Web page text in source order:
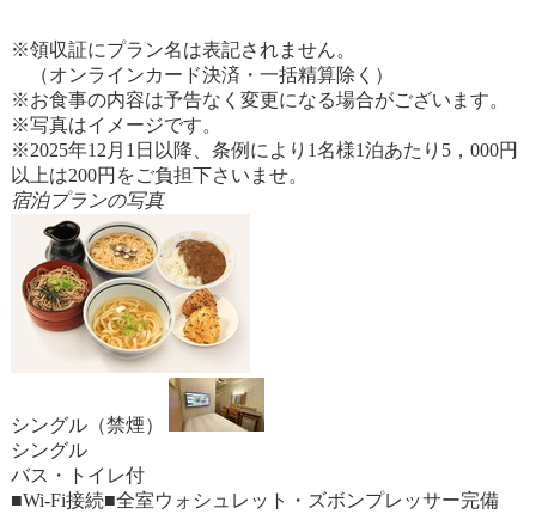
※領収証にプラン名は表記されません。
（オンラインカード決済・一括精算除く）
※お食事の内容は予告なく変更になる場合がございます。
※写真はイメージです。
※2025年12月1日以降、条例により1名様1泊あたり5，000円
以上は200円をご負担下さいませ。
宿泊プランの写真
シングル（禁煙）
シングル
バス・トイレ付
■Wi-Fi接続■全室ウォシュレット・ズボンプレッサー完備